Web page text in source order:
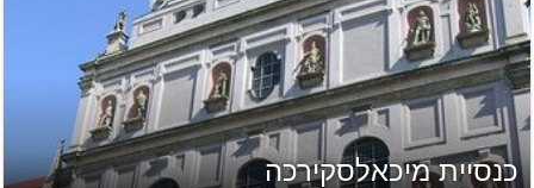
כנסיית מיכאלסקירכה